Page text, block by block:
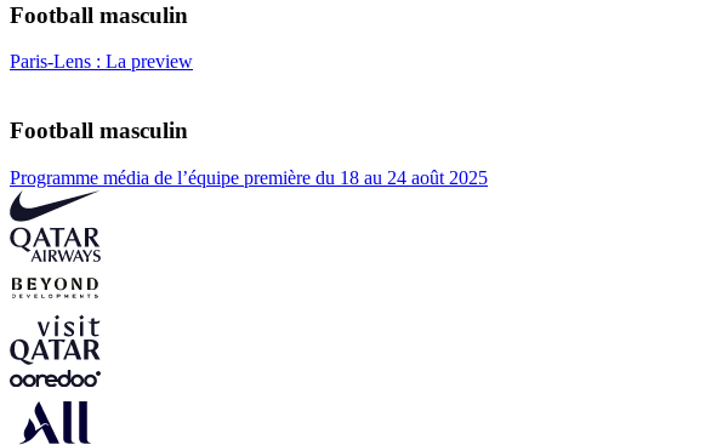
Football masculin
Paris-Lens : La preview
Football masculin
Programme média de l’équipe première du 18 au 24 août 2025